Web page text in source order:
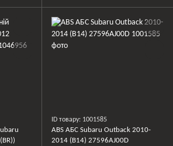
ID товару: 1001585
ABS АБС Subaru Outback 2010-
2014 (B14) 27596AJ00D